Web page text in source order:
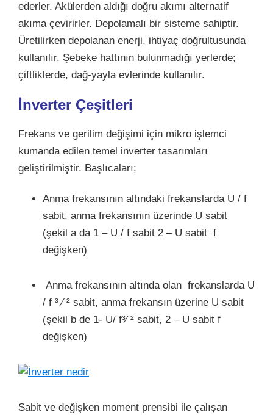
ederler. Akülerden aldığı doğru akımı alternatif
akıma çevirirler. Depolamalı bir sisteme sahiptir.
Üretilirken depolanan enerji, ihtiyaç doğrultusunda
kullanılır. Şebeke hattının bulunmadığı yerlerde;
çiftliklerde, dağ-yayla evlerinde kullanılır.
İnverter Çeşitleri
Frekans ve gerilim değişimi için mikro işlemci
kumanda edilen temel inverter tasarımları
geliştirilmiştir. Başlıcaları;
Anma frekansının altındaki frekanslarda U / f
sabit, anma frekansının üzerinde U sabit
(şekil a da 1 – U / f sabit 2 – U sabit f
değişken)
Anma frekansının altında olan frekanslarda U
/ f ³ ⁄ ² sabit, anma frekansın üzerine U sabit
(şekil b de 1- U/ f³⁄ ² sabit, 2 – U sabit f
değişken)
Sabit ve değişken moment prensibi ile çalışan